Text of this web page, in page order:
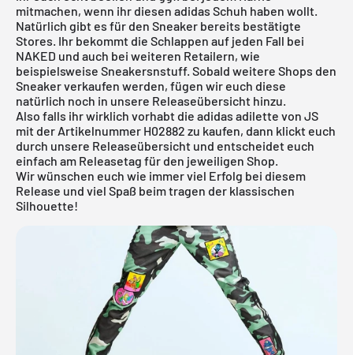
mitmachen, wenn ihr diesen adidas Schuh haben wollt.
Natürlich gibt es für den Sneaker bereits bestätigte
Stores. Ihr bekommt die Schlappen auf jeden Fall bei
NAKED und auch bei weiteren Retailern, wie
beispielsweise Sneakersnstuff. Sobald weitere Shops den
Sneaker verkaufen werden, fügen wir euch diese
natürlich noch in unsere Releaseübersicht hinzu.
Also falls ihr wirklich vorhabt die adidas adilette von JS
mit der Artikelnummer H02882 zu kaufen, dann klickt euch
durch unsere Releaseübersicht und entscheidet euch
einfach am Releasetag für den jeweiligen Shop.
Wir wünschen euch wie immer viel Erfolg bei diesem
Release und viel Spaß beim tragen der klassischen
Silhouette!